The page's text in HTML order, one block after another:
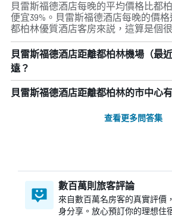
貝雷斯福德酒店每晚的平均價格比都
便宜39%。貝雷斯福德酒店每晚的價格
都柏林優質酒店客房來説，這算是個
貝雷斯福德酒店距離都柏林機場（最
遠？
貝雷斯福德酒店距離都柏林的市中心
查看更多問答集
數百萬則旅客評論
來自數百萬名房客的真實評價
身分享。放心預訂你的理想住